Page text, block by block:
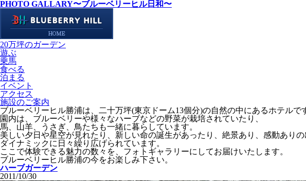
PHOTO GALLARY〜ブルーベリーヒル日和〜
20万坪のガーデン
遊ぶ
乗馬
食べる
泊まる
イベント
アクセス
施設のご案内
ブルーベリーヒル勝浦は、二十万坪(東京ドーム13個分)の自然の中にあるホテルで
園内は、ブルーベリーや様々なハーブなどの野菜が栽培されていたり、
馬、山羊、うさぎ、鳥たちも一緒に暮らしています。
美しい夕日や星空が見れたり、新しい命の誕生があったり、絶景あり、感動あり
ダイナミックに日々繰り広げられています。
ここで体験できる魅力の数々を、フォトギャラリーにしてお届けいたします。
ブルーベリーヒル勝浦の今をお楽しみ下さい。
ハーブガーデン
2011/10/30